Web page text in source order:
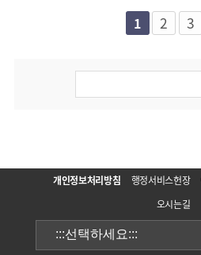
1 2 3
개인정보처리방침 행정서비스헌장
오시는길